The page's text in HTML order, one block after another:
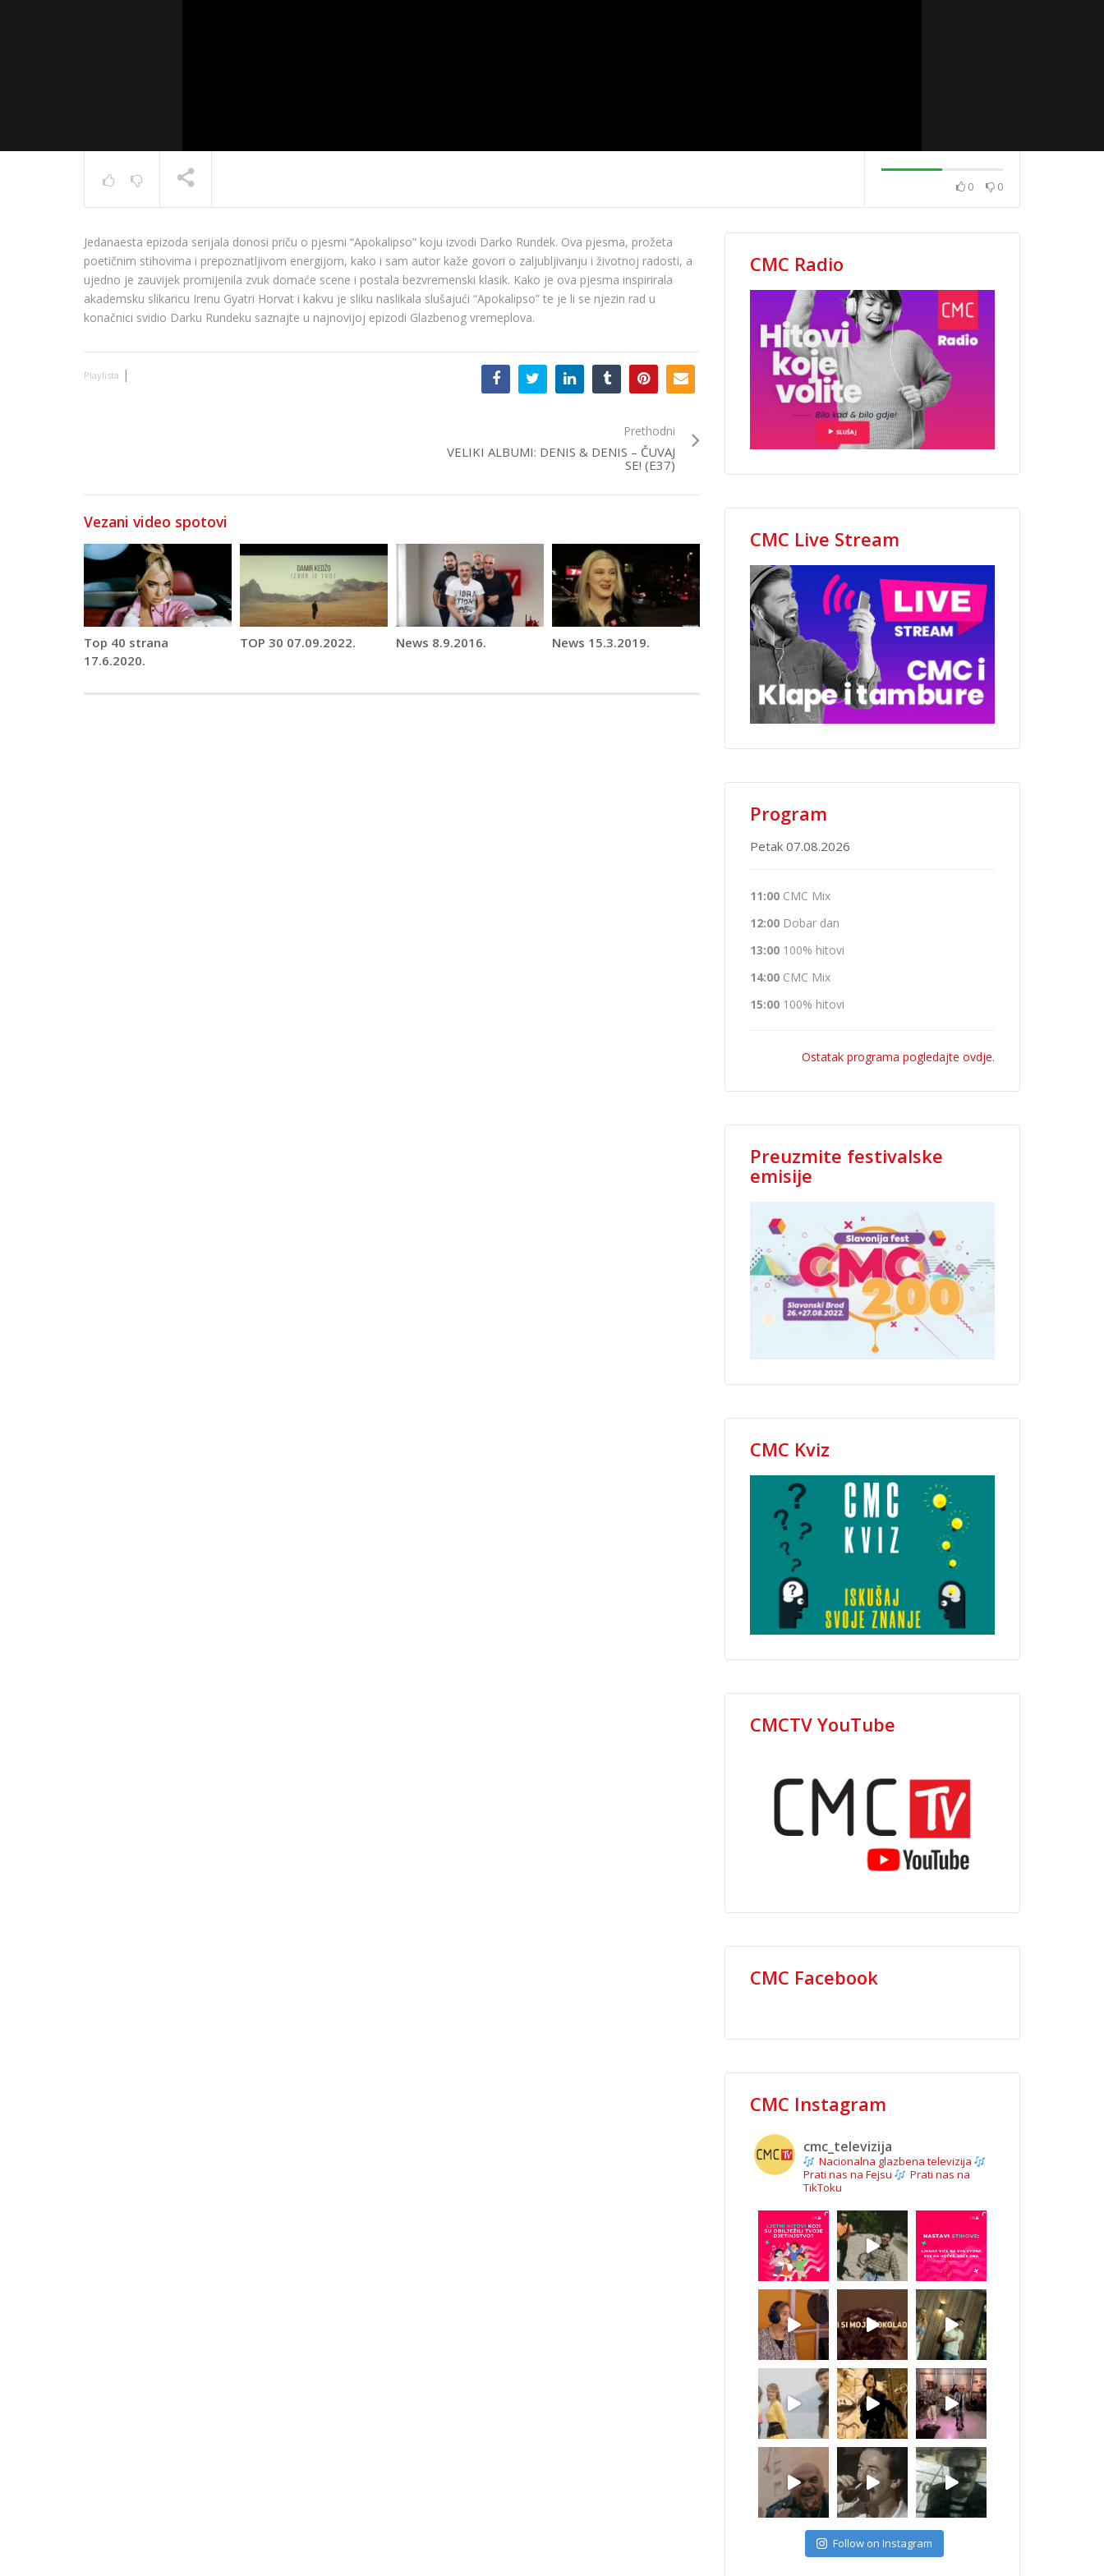
TRENUTNO SE PRIKAZUJE
me
se u moje dane
ZAGREB ZAGREB – Tebi
pripadam
ZAGREB ZAGREB –
ZAGREB
0 0
Jedanaesta epizoda serijala donosi priču o pjesmi “Apokalipso” koju izvodi Darko Rundek. Ova pjesma, prožeta
poetičnim stihovima i prepoznatljivom energijom, kako i sam autor kaže govori o zaljubljivanju i životnoj radosti, a
ujedno je zauvijek promijenila zvuk domaće scene i postala bezvremenski klasik. Kako je ova pjesma inspirirala
akademsku slikaricu Irenu Gyatri Horvat i kakvu je sliku naslikala slušajući “Apokalipso” te je li se njezin rad u
konačnici svidio Darku Rundeku saznajte u najnovijoj epizodi Glazbenog vremeplova.
Playlista |
Prethodni
VELIKI ALBUMI: DENIS & DENIS – ČUVAJ
SE! (E37)
Vezani video spotovi
Top 40 strana
17.6.2020.
TOP 30 07.09.2022. News 8.9.2016. News 15.3.2019.
CMC Radio
CMC Live Stream
Program
Petak 07.08.2026
11:00 CMC Mix
12:00 Dobar dan
13:00 100% hitovi
14:00 CMC Mix
15:00 100% hitovi
Ostatak programa pogledajte ovdje.
Preuzmite festivalske
emisije
CMC Kviz
CMCTV YouTube
CMC Facebook
CMC Instagram
cmc_televizija
Nacionalna glazbena televizija
Prati nas na Fejsu
Prati nas na
TikToku
Follow on Instagram